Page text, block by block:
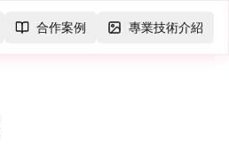
合作案例 專業技術介紹